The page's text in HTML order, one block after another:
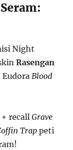
Night
Rasengan
EudoraBlood
+ recallGrave
Trap peti